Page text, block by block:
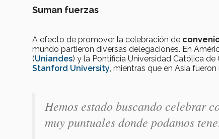
Suman fuerzas
A efecto de promover la celebración de
mundo partieron diversas delegaciones. En
(Uniandes) y la Pontificia Universidad Católica de
Stanford University, mientras que en Asia
Hemos estado buscando celebrar
muy puntuales donde podamos